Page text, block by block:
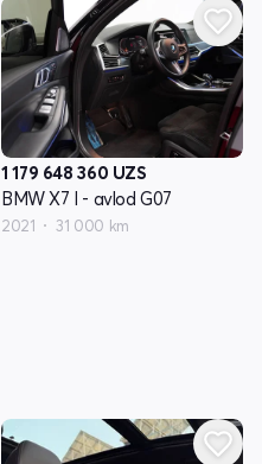
1 179 648 360 UZS
BMW X7 I - avlod G07
2021 31 000 km